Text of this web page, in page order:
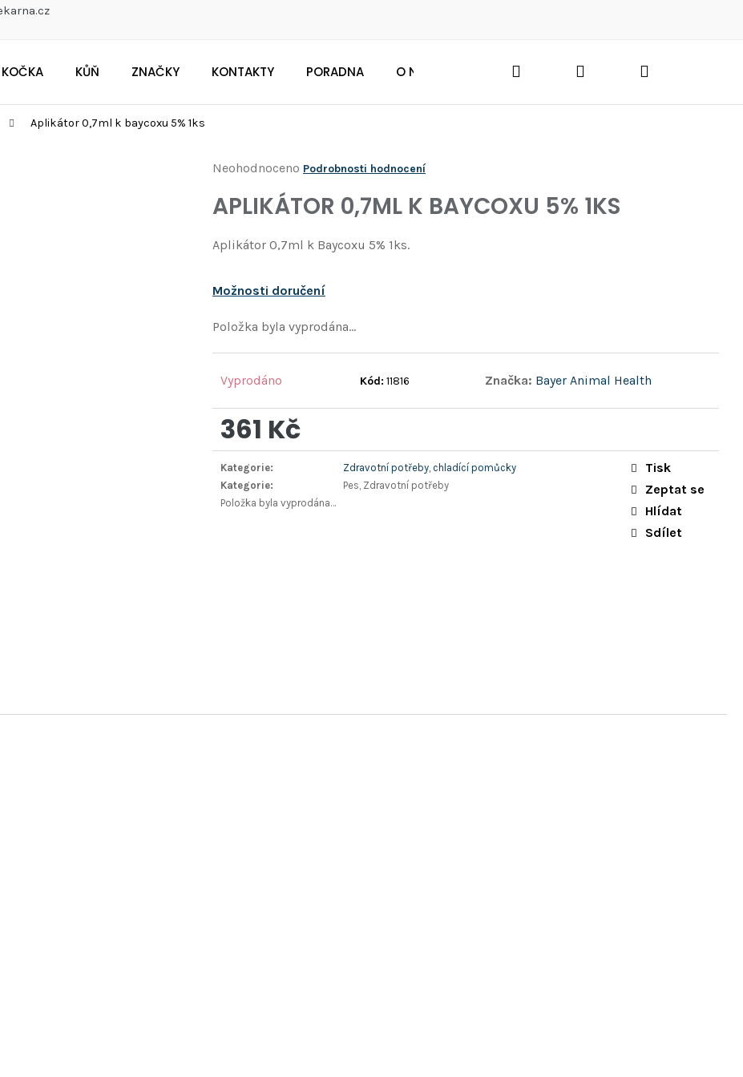
KOČKA KŮŇ ZNAČKY KONTAKTY PORADNA O NÁS Hledat PřihlášeníNákupní
Aplikátor 0,7ml k baycoxu 5% 1ks
Průměrné
produktu
0,0
5
hvězdiček.
Neohodnoceno Podrobnosti hodnocení
APLIKÁTOR 0,7ML K BAYCOXU 5% 1KS
Aplikátor 0,7ml k Baycoxu 5% 1ks.
Možnosti doručení
Položka byla vyprodána…
Vyprodáno Kód: 11816 Značka: Bayer Animal Health
361 Kč
Měrná
cena:
Kategorie:
Zdravotní potřeby, chladící pomůcky
Kategorie:
Pes, Zdravotní potřeby
Položka byla vyprodána…
Tisk
Zeptat se
Hlídat
Sdílet
CO POTŘEBUJETE NAJÍT?